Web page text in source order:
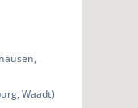
Waadt)